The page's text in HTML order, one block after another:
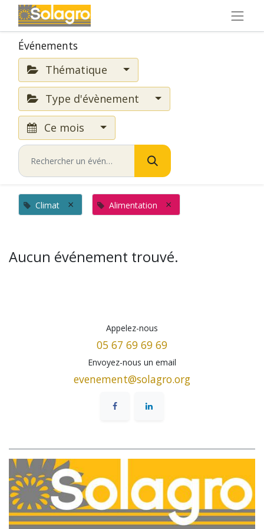
Événements
Thématique
Type d'évènement
Ce mois
Climat × Alimentation ×
Aucun événement trouvé.
Appelez-nous
05 67 69 69 69
Envoyez-nous un email
evenement@solagro.org